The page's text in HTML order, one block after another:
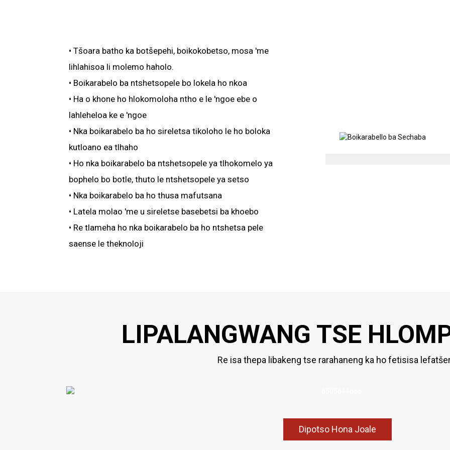
• Tšoara batho ka botšepehi, boikokobetso, mosa 'me
lihlahisoa li molemo haholo.
• Boikarabelo ba ntshetsopele bo lokela ho nkoa
• Ha o khone ho hlokomoloha ntho e le 'ngoe ebe o
lahleheloa ke e 'ngoe
• Nka boikarabelo ba ho sireletsa tikoloho le ho boloka
kutloano ea tlhaho
• Ho nka boikarabelo ba ntshetsopele ya tlhokomelo ya
bophelo bo botle, thuto le ntshetsopele ya setso
• Nka boikarabelo ba ho thusa mafutsana
• Latela molao 'me u sireletse basebetsi ba khoebo
• Re tlameha ho nka boikarabelo ba ho ntshetsa pele
saense le theknoloji
LIPALANGWANG TSE
Re isa thepa libakeng tse rarahaneng ka ho fetisisa
Dipotso Hona Joale